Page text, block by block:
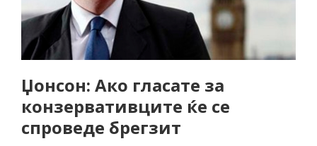
Џонсон: Ако гласате за
конзервативците ќе се
спроведе брегзит